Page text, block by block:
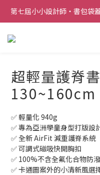
第七屆小小設計師・書包袋
超輕量護脊
130~160cm
✅ 輕量化 940g
✅ 專為亞洲學童身型打版設
✅ 全新 AirFit 減重護脊系統
✅ 可調式磁吸快開胸扣
✅ 100%不含全氟化合物防
✅ 卡通圖案外的小清新風選